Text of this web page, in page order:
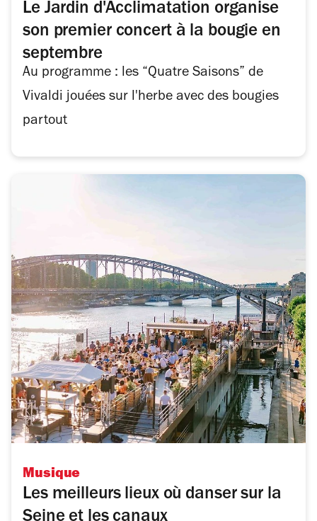
Le Jardin d'Acclimatation organise
son premier concert à la bougie en
septembre
Au programme : les “Quatre Saisons” de
Vivaldi jouées sur l'herbe avec des bougies
partout
Musique
Les meilleurs lieux où danser sur la